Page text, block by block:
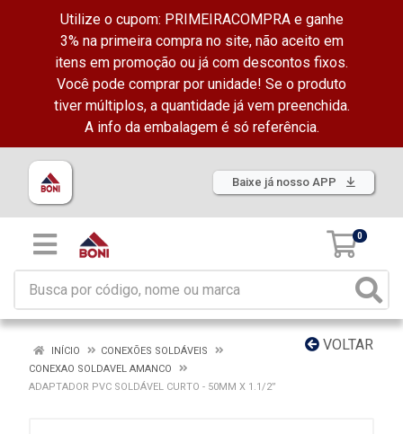
Utilize o cupom: PRIMEIRACOMPRA e ganhe
3% na primeira compra no site, não aceito em
itens em promoção ou já com descontos fixos.
Você pode comprar por unidade! Se o produto
tiver múltiplos, a quantidade já vem preenchida.
A info da embalagem é só referência.
Baixe já nosso APP
0
VOLTAR
INÍCIO
CONEXÕES SOLDÁVEIS
CONEXAO SOLDAVEL AMANCO
ADAPTADOR PVC SOLDÁVEL CURTO - 50MM X 1.1/2”